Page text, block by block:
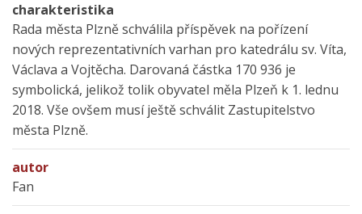
charakteristika
Rada města Plzně schválila příspěvek na pořízení
nových reprezentativních varhan pro katedrálu sv. Víta,
Václava a Vojtěcha. Darovaná částka 170 936 je
symbolická, jelikož tolik obyvatel měla Plzeň k 1. lednu
2018. Vše ovšem musí ještě schválit Zastupitelstvo
města Plzně.
autor
Fan